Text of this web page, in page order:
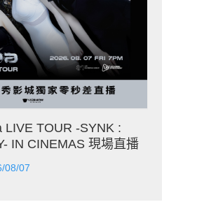
LIVE TOUR -SYNK :
IN CINEMAS 現場直播
08/07